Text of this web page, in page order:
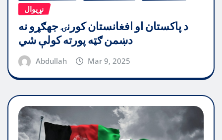
نړیوال
د پاکستان او افغانستان کورنۍ جهګړو نه
دښمن ګټه پورته کولې شي
Abdullah Mar 9, 2025